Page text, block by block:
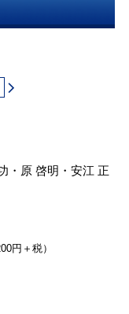
・ 原 啓明 ・安江 正
円＋税）